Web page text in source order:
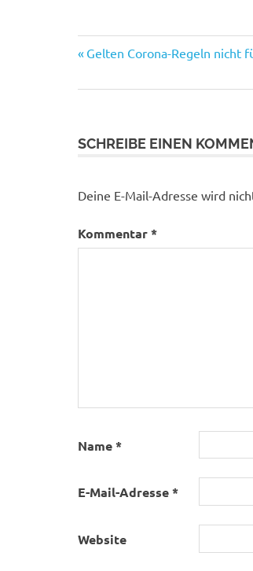
Vorheriger
Gelten Corona-Regeln nicht
SCHREIBE EINEN
Deine E-Mail-Adresse wird
Kommentar*
Name*
E-Mail-Adresse*
Website